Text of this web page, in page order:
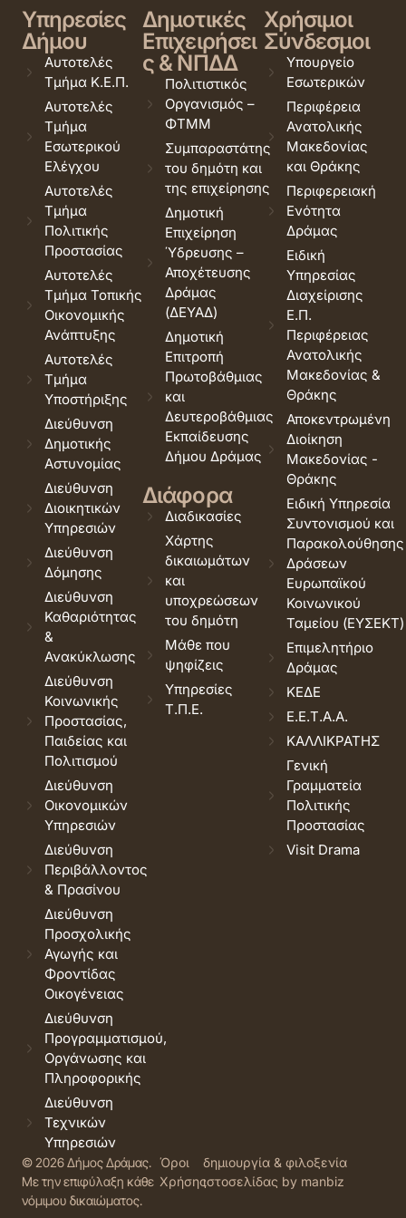
Υπηρεσίες
Δήμου
Αυτοτελές
Τμήμα Κ.Ε.Π.
Αυτοτελές
Τμήμα
Εσωτερικού
Ελέγχου
Αυτοτελές
Τμήμα
Πολιτικής
Προστασίας
Αυτοτελές
Τμήμα Τοπικής
Οικονομικής
Ανάπτυξης
Αυτοτελές
Τμήμα
Υποστήριξης
Διεύθυνση
Δημοτικής
Αστυνομίας
Διεύθυνση
Διοικητικών
Υπηρεσιών
Διεύθυνση
Δόμησης
Διεύθυνση
Καθαριότητας
&
Ανακύκλωσης
Διεύθυνση
Κοινωνικής
Προστασίας,
Παιδείας και
Πολιτισμού
Διεύθυνση
Οικονομικών
Υπηρεσιών
Διεύθυνση
Περιβάλλοντος
& Πρασίνου
Διεύθυνση
Προσχολικής
Αγωγής και
Φροντίδας
Οικογένειας
Διεύθυνση
Προγραμματισμού,
Οργάνωσης και
Πληροφορικής
Διεύθυνση
Τεχνικών
Υπηρεσιών
Δημοτικές
Επιχειρήσει
ς & ΝΠΔΔ
Πολιτιστικός
Οργανισμός –
ΦΤΜΜ
Συμπαραστάτης
του δημότη και
της επιχείρησης
Δημοτική
Επιχείρηση
Ύδρευσης –
Αποχέτευσης
Δράμας
(ΔΕΥΑΔ)
Δημοτική
Επιτροπή
Πρωτοβάθμιας
και
Δευτεροβάθμιας
Εκπαίδευσης
Δήμου Δράμας
Διάφορα
Διαδικασίες
Χάρτης
δικαιωμάτων
και
υποχρεώσεων
του δημότη
Μάθε που
ψηφίζεις
Υπηρεσίες
Τ.Π.Ε.
Χρήσιμοι
Σύνδεσμοι
Υπουργείο
Εσωτερικών
Περιφέρεια
Ανατολικής
Μακεδονίας
και Θράκης
Περιφερειακή
Ενότητα
Δράμας
Ειδική
Υπηρεσίας
Διαχείρισης
Ε.Π.
Περιφέρειας
Ανατολικής
Μακεδονίας &
Θράκης
Αποκεντρωμένη
Διοίκηση
Μακεδονίας -
Θράκης
Ειδική Υπηρεσία
Συντονισμού και
Παρακολούθησης
Δράσεων
Ευρωπαϊκού
Κοινωνικού
Ταμείου (ΕΥΣΕΚΤ)
Επιμελητήριο
Δράμας
ΚΕΔΕ
Ε.Ε.Τ.Α.Α.
ΚΑΛΛΙΚΡΑΤΗΣ
Γενική
Γραμματεία
Πολιτικής
Προστασίας
Visit Drama
© 2026 Δήμος Δράμας.
Με την επιφύλαξη κάθε
νόμιμου δικαιώματος.
Όροι
Χρήσης
δημιουργία & φιλοξενία
ιστοσελίδας by manbiz